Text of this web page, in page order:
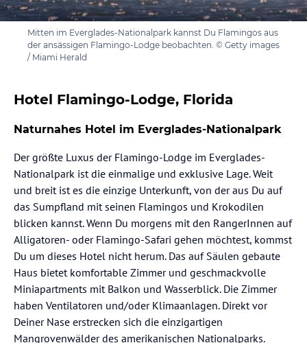
Mitten im Everglades-Nationalpark kannst Du Flamingos aus
der ansässigen Flamingo-Lodge beobachten. © Getty images
/ Miami Herald
Hotel Flamingo-Lodge, Florida
Naturnahes Hotel im Everglades-Nationalpark
Der größte Luxus der Flamingo-Lodge im Everglades-
Nationalpark ist die einmalige und exklusive Lage. Weit
und breit ist es die einzige Unterkunft, von der aus Du auf
das Sumpfland mit seinen Flamingos und Krokodilen
blicken kannst. Wenn Du morgens mit den RangerInnen auf
Alligatoren- oder Flamingo-Safari gehen möchtest, kommst
Du um dieses Hotel nicht herum. Das auf Säulen gebaute
Haus bietet komfortable Zimmer und geschmackvolle
Miniapartments mit Balkon und Wasserblick. Die Zimmer
haben Ventilatoren und/oder Klimaanlagen. Direkt vor
Deiner Nase erstrecken sich die einzigartigen
Mangrovenwälder des amerikanischen Nationalparks.